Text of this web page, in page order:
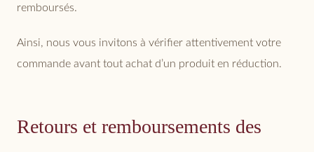
remboursés.
Ainsi, nous vous invitons à vérifier attentivement votre
commande avant tout achat d’un produit en réduction.
Retours et remboursements des